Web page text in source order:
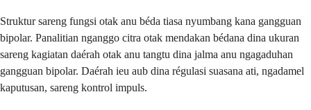
Struktur sareng fungsi otak anu béda tiasa nyumbang kana gangguan
bipolar. Panalitian nganggo citra otak mendakan bédana dina ukuran
sareng kagiatan daérah otak anu tangtu dina jalma anu ngagaduhan
gangguan bipolar. Daérah ieu aub dina régulasi suasana ati, ngadamel
kaputusan, sareng kontrol impuls.